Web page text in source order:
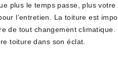
plus le temps passe, plus
l’entretien. La toiture est
de tout changement
toiture dans son éclat.